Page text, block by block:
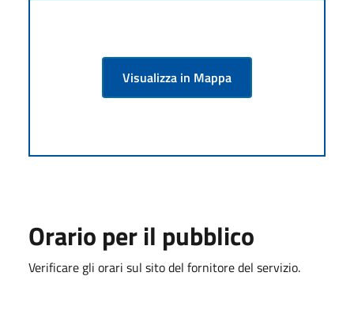
Visualizza in Mappa
Orario per il pubblico
Verificare gli orari sul sito del fornitore del servizio.